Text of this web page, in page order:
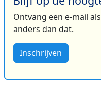
Ontvang een e-mail
anders dan dat.
Inschrijven